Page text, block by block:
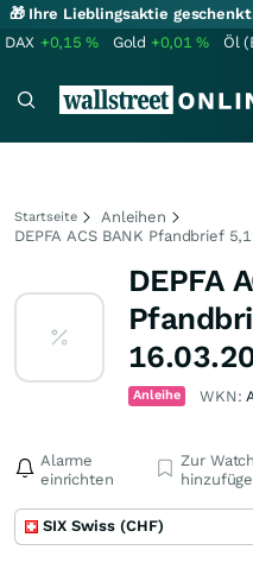
🎁 Ihre Lieblingsaktie
DAX +0,15% Gold +0,01% Öl
Startseite
Anleihen
DEPFA ACS BANK Pfandbrief
DEPFA
Anleihe WKN:
Alarme
einrichten
Zur
SIX Swiss (CHF)